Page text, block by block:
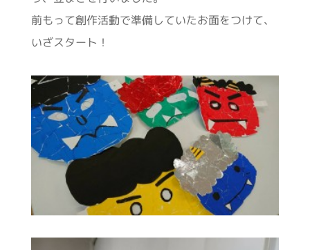
前もって創作活動で準備していたお面をつけて、
いざスタート！